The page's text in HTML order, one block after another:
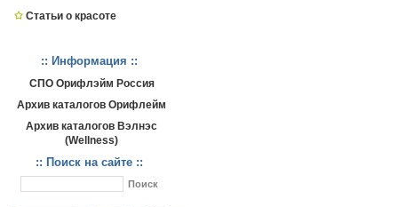
Статьи о красоте
:: Информация ::
СПО Орифлэйм Россия
Архив каталогов Орифлейм
Архив каталогов Вэлнэс
(Wellness)
:: Поиск на сайте ::